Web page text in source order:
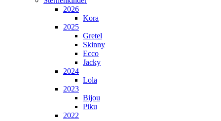
2026
Kora
2025
Gretel
Skinny
Ecco
Jacky
2024
Lola
2023
Bijou
Piku
2022